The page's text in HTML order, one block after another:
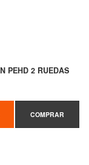
PEHD 2 RUEDAS
COMPRAR